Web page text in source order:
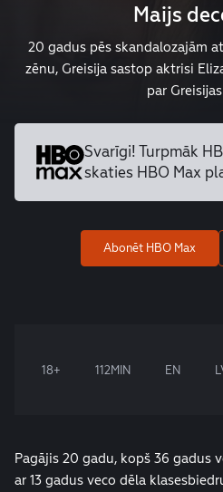
Maijs
20 gadus pēs skandalozajām
zēnu, Greisija sastop aktrisi
par
Svarīgi! Turpmāk
skaties HBO Max
Abonēt HBO Max
18+ 112MIN EN
Pagājis 20 gadu, kopš 36 gadus
ar 13 gadus veco dēla